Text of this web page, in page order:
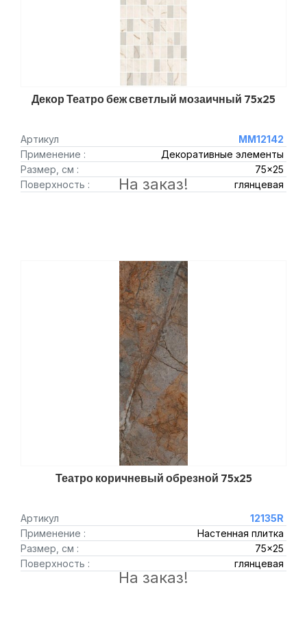
Декор Театро беж светлый мозаичный 75x25
Артикул
MM12142
Применение :
Декоративные элементы
Размер, см :
75x25
Поверхность :
глянцевая
На заказ!
Театро коричневый обрезной 75x25
Артикул
12135R
Применение :
Настенная плитка
Размер, см :
75x25
Поверхность :
глянцевая
На заказ!